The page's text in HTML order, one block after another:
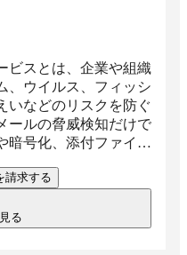
ビスとは、企業や組織
、ウイルス、フィッシ
いなどのリスクを防ぐ
ールの脅威検知だけで
暗号化、添付ファイル
請求する
る